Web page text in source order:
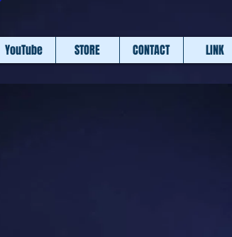
YouTube STORE CONTACT LINK